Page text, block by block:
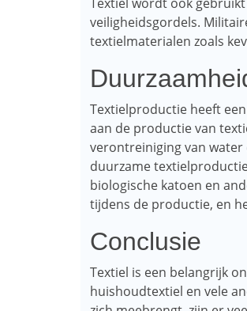
veiligheidsgordels.
textielmaterialen zoals
Textielproductie heeft
aan de productie van
verontreiniging van
duurzame
biologische katoen en
tijdens de productie, en
Conclusie
Textiel is een belangrijk
huishoudtextiel en vele